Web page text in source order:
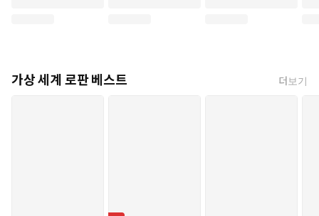
가상 세계 로판 베스트 더보기